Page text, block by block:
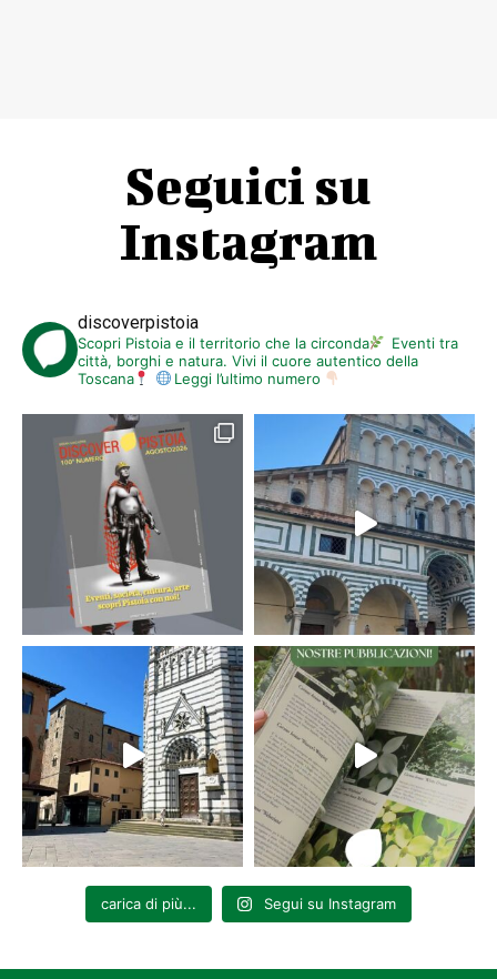
Seguici su
Instagram
discoverpistoia
Scopri Pistoia e il territorio che la circonda
Eventi tra
città, borghi e natura. Vivi il cuore autentico della
Toscana
Leggi l’ultimo numero
carica di più... Segui su Instagram